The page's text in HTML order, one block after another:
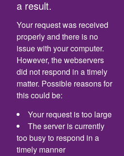
a result.
Your request was received
properly and there is no
issue with your computer.
However, the webservers
did not respond in a timely
matter. Possible reasons for
this could be:
Your request is too large
The server is currently
too busy to respond in a
timely manner